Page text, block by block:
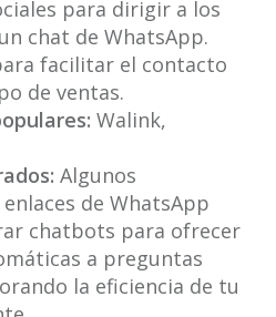
para dirigir a los
chat de WhatsApp.
facilitar el contacto
de ventas.
Walink,
Algunos
de WhatsApp
chatbots para ofrecer
a preguntas
la eficiencia de tu